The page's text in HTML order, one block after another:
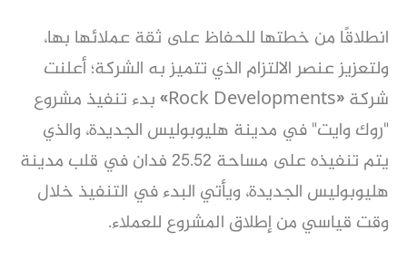
انطلاقًا من خطتها للحفاظ على ثقة عملائها بها،
ولتعزيز عنصر الالتزام الذي تتميز به الشركة؛ أعلنت
شركة «Rock Developments» بدء تنفيذ مشروع
"روك وايت" في مدينة هليوبوليس الجديدة، والذي
يتم تنفيذه على مساحة 25.52 فدان في قلب مدينة
هليوبوليس الجديدة، ويأتي البدء في التنفيذ خلال
وقت قياسي من إطلاق المشروع للعملاء.